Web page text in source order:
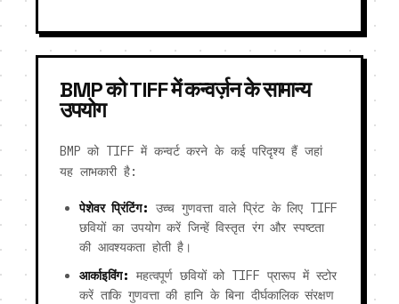
BMP को TIFF में कन्वर्ज़न के सामान्य
उपयोग
BMP को TIFF में कन्वर्ट करने के कई परिदृश्य हैं जहां
यह लाभकारी है:
पेशेवर प्रिंटिंग: उच्च गुणवत्ता वाले प्रिंट के लिए TIFF
छवियों का उपयोग करें जिन्हें विस्तृत रंग और स्पष्टता
की आवश्यकता होती है।
आर्काइविंग: महत्वपूर्ण छवियों को TIFF प्रारूप में स्टोर
करें ताकि गुणवत्ता की हानि के बिना दीर्घकालिक संरक्षण